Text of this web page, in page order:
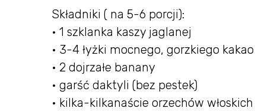
Składniki ( na 5-6 porcji):
• 1 szklanka kaszy jaglanej
• 3-4 łyżki mocnego, gorzkiego kakao
• 2 dojrzałe banany
• garść daktyli (bez pestek)
• kilka-kilkanaście orzechów